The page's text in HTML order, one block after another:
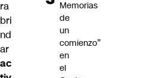
ra
bri
nd
ar
ac
Memorias
de
un
comienzo”
en
el